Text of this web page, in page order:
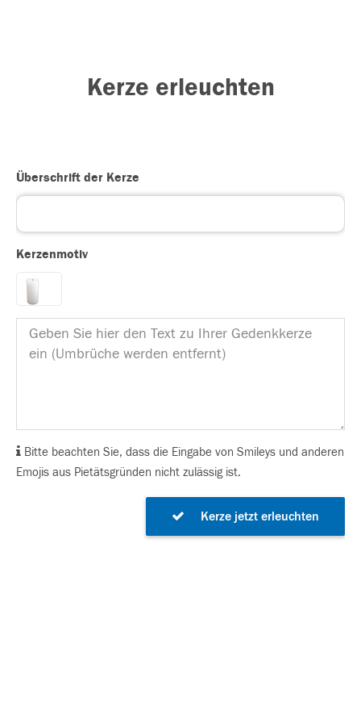
Kerze erleuchten
Überschrift der Kerze
Kerzenmotiv
Bitte beachten Sie, dass die Eingabe von Smileys und anderen
Emojis aus Pietätsgründen nicht zulässig ist.
Kerze jetzt erleuchten